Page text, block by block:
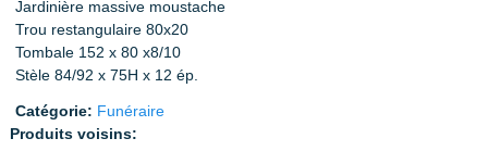
Jardinière massive moustache
Trou restangulaire 80x20
Tombale 152 x 80 x8/10
Stèle 84/92 x 75H x 12 ép.
Catégorie: Funéraire
Produits voisins: